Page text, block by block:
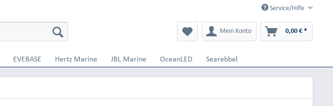
Service/Hilfe
Mein Konto 0,00 € *
EVEBASE Hertz Marine JBL Marine OceanLED Searebbel